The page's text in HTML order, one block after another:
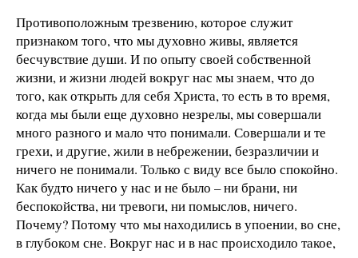
Противоположным трезвению, которое служит
признаком того, что мы духовно живы, является
бесчувствие души. И по опыту своей собственной
жизни, и жизни людей вокруг нас мы знаем, что до
того, как открыть для себя Христа, то есть в то время,
когда мы были еще духовно незрелы, мы совершали
много разного и мало что понимали. Совершали и те
грехи, и другие, жили в небрежении, безразличии и
ничего не понимали. Только с виду все было спокойно.
Как будто ничего у нас и не было – ни брани, ни
беспокойства, ни тревоги, ни помыслов, ничего.
Почему? Потому что мы находились в упоении, во сне,
в глубоком сне. Вокруг нас и в нас происходило такое,